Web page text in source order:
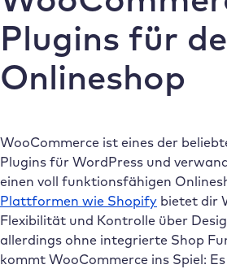
Plugins für
Onlineshop
WooCommerce ist eines der
Plugins für WordPress und
einen voll funktionsfähigen
Plattformen wie Shopify bietet dir
Flexibilität und Kontrolle über
allerdings ohne integrierte Shop
kommt WooCommerce ins Spiel: